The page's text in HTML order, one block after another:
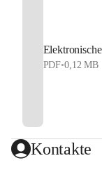
PDF•0,12 MB
Kontakte